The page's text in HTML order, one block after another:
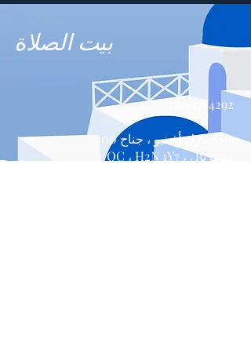
بيت الصلاة
514447-4292
8815 بارك أفينيو ، جناح 100
مونتريال ، QC ، H2N 1Y7